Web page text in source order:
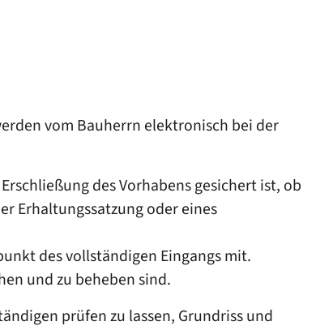
vom Bauherrn elektronisch bei der
des Vorhabens gesichert ist, ob
Erhaltungssatzung oder eines
des vollständigen Eingangs mit.
und zu beheben sind.
prüfen zu lassen, Grundriss und